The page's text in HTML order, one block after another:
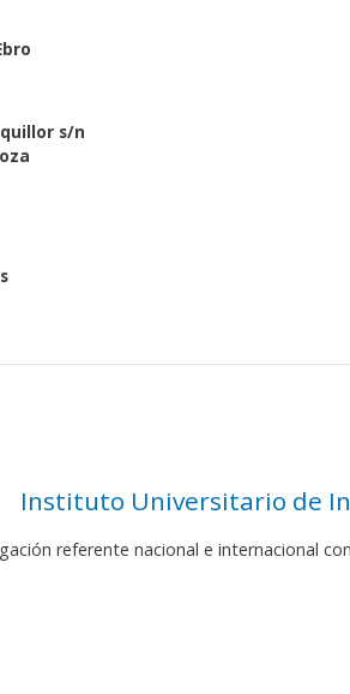
s/n
Instituto Universitario de
referente nacional e internacional